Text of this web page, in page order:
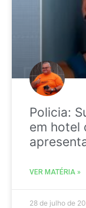
Policia:
em hotel
VER MATÉRIA »
28 de julho de